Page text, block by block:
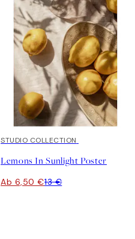
50%*
STUDIO COLLECTION
Lemons In Sunlight Poster
Ab 6,50 €13 €